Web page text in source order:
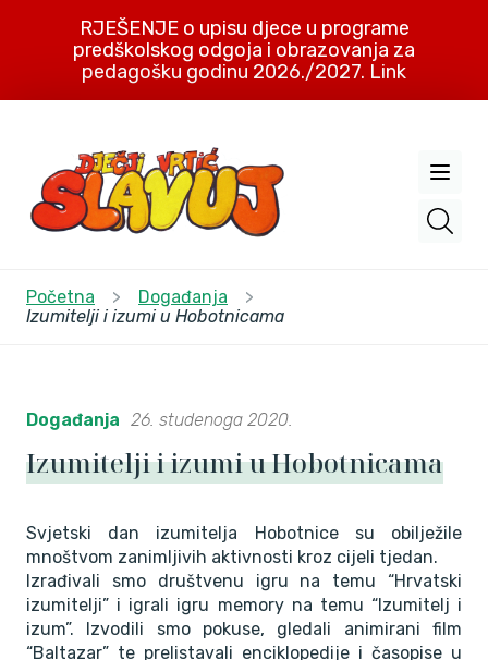
RJEŠENJE o upisu djece u programe
predškolskog odgoja i obrazovanja za
pedagošku godinu 2026./2027. Link
Početna > Događanja
>
Izumitelji i izumi u Hobotnicama
Događanja 26. studenoga 2020.
Izumitelji i izumi u Hobotnicama
Svjetski dan izumitelja Hobotnice su obilježile
mnoštvom zanimljivih aktivnosti kroz cijeli tjedan.
Izrađivali smo društvenu igru na temu “Hrvatski
izumitelji” i igrali igru memory na temu “Izumitelj i
izum”. Izvodili smo pokuse, gledali animirani film
“Baltazar” te prelistavali enciklopedije i časopise u